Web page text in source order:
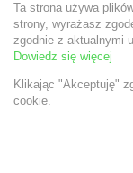
Ta strona używa
strony, wyrażasz
zgodnie z aktualnymi
Dowiedz się więcej
Klikając "Akceptuję"
cookie.